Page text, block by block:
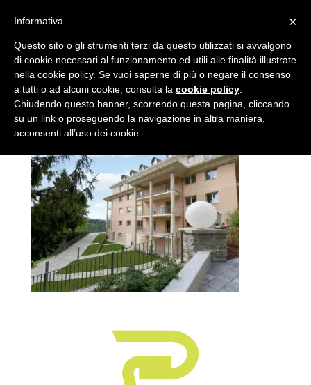
11
daadmin|Gen 20, 2017
×
Informativa
Questo sito o gli strumenti terzi da questo utilizzati si avvalgono
di cookie necessari al funzionamento ed utili alle finalità illustrate
nella cookie policy. Se vuoi saperne di più o negare il consenso
a tutti o ad alcuni cookie, consulta la cookie policy
Chiudendo questo banner, scorrendo questa pagina, cliccando
su un link o proseguendo la navigazione in altra maniera,
acconsenti all’uso dei cookie.